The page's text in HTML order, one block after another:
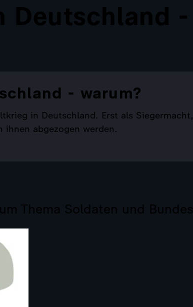
Deutschland -
- warum?
in Deutschland. Erst als
abgezogen werden.
Thema Soldaten und